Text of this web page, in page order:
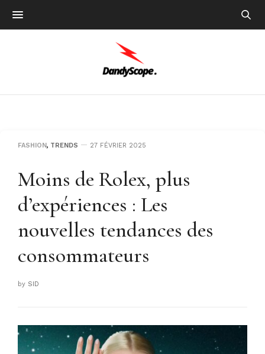
FASHION, TRENDS 27 FÉVRIER 2025
Moins de Rolex, plus
d’expériences : Les
nouvelles tendances des
consommateurs
by SID